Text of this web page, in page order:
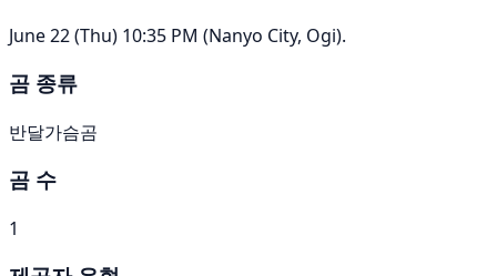
June 22 (Thu) 10:35 PM (Nanyo City, Ogi).
곰 종류
반달가슴곰
곰 수
1